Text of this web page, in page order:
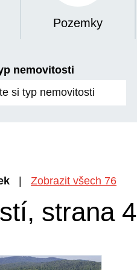
Pozemky
nemovitosti
si typ nemovitosti
Zobrazit všech 76
strana 4